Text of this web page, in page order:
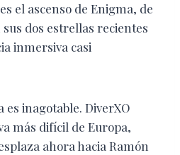
el ascenso de Enigma, de
dos estrellas recientes
inmersiva casi
inagotable. DiverXO
más difícil de Europa,
ahora hacia Ramón